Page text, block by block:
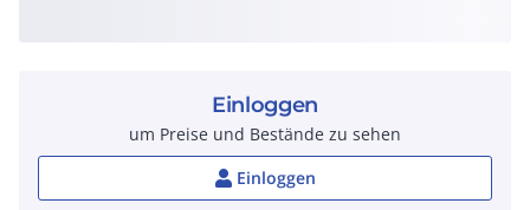
Einloggen
um Preise und Bestände zu sehen
Einloggen